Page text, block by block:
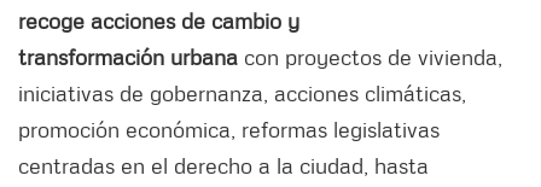
recoge acciones de cambio y
transformación urbana con proyectos de vivienda,
iniciativas de gobernanza, acciones climáticas,
promoción económica, reformas legislativas
centradas en el derecho a la ciudad, hasta